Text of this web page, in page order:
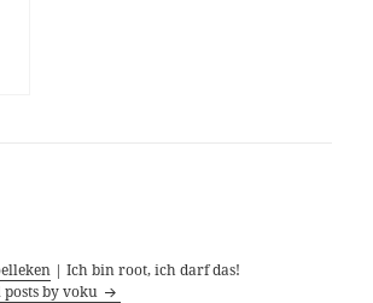
| Ich bin root, ich darf das!
by voku